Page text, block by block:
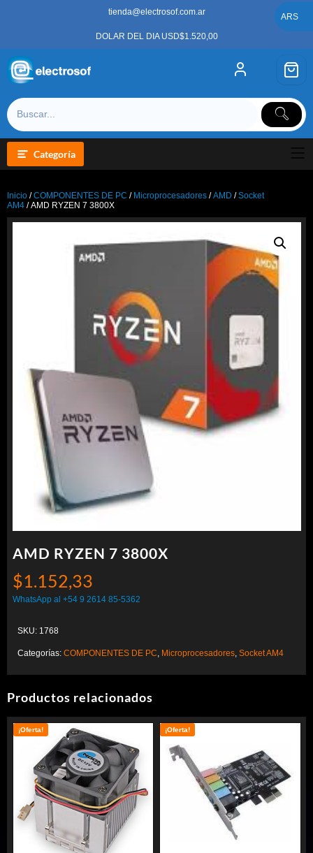
tienda@electrosof.com.ar
DOLAR DEL DIA USD$1.520,00
Categoría
Inicio /COMPONENTES DE PC / Microprocesadores /AMD /Socket
AM4 / AMD RYZEN 7 3800X
AMD RYZEN 7 3800X
$1.152,33
WhatsApp al +54 9 2614 85-5362
SKU: 1768
Categorías: COMPONENTES DE PC, Microprocesadores, Socket AM4
Productos relacionados
¡Oferta! ¡Oferta!
ARS